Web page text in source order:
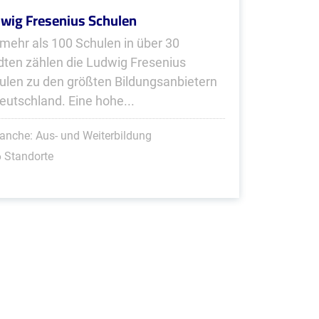
Fresenius Schulen
als 100 Schulen in über 30
zählen die Ludwig Fresenius
zu den größten Bildungsanbietern
Eine hohe...
Aus- und Weiterbildung
Standorte